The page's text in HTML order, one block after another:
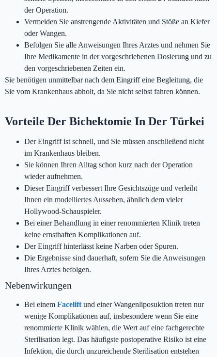
der Operation.
Vermeiden Sie anstrengende Aktivitäten und Stöße an Kiefer
oder Wangen.
Befolgen Sie alle Anweisungen Ihres Arztes und nehmen Sie
Ihre Medikamente in der vorgeschriebenen Dosierung und zu
den vorgeschriebenen Zeiten ein.
Sie benötigen unmittelbar nach dem Eingriff eine Begleitung, die
Sie vom Krankenhaus abholt, da Sie nicht selbst fahren können.
Vorteile Der Bichektomie In Der Türkei
Der Eingriff ist schnell, und Sie müssen anschließend nicht
im Krankenhaus bleiben.
Sie können Ihren Alltag schon kurz nach der Operation
wieder aufnehmen.
Dieser Eingriff verbessert Ihre Gesichtszüge und verleiht
Ihnen ein modelliertes Aussehen, ähnlich dem vieler
Hollywood-Schauspieler.
Bei einer Behandlung in einer renommierten Klinik treten
keine ernsthaften Komplikationen auf.
Der Eingriff hinterlässt keine Narben oder Spuren.
Die Ergebnisse sind dauerhaft, sofern Sie die Anweisungen
Ihres Arztes befolgen.
Nebenwirkungen
Bei einem Facelift und einer Wangenliposuktion treten nur
wenige Komplikationen auf, insbesondere wenn Sie eine
renommierte Klinik wählen, die Wert auf eine fachgerechte
Sterilisation legt. Das häufigste postoperative Risiko ist eine
Infektion, die durch unzureichende Sterilisation entstehen